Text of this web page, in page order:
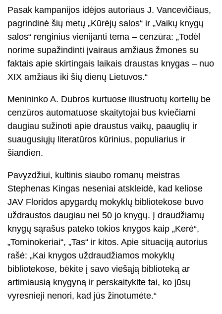
Pasak kampanijos idėjos autoriaus J. Vancevičiaus,
pagrindinė šių metų „Kūrėjų salos“ ir „Vaikų knygų
salos“ renginius vienijanti tema – cenzūra: „Todėl
norime supažindinti įvairaus amžiaus žmones su
faktais apie skirtingais laikais draustas knygas – nuo
XIX amžiaus iki šių dienų Lietuvos.“
Menininko A. Dubros kurtuose iliustruotų kortelių be
cenzūros automatuose skaitytojai bus kviečiami
daugiau sužinoti apie draustus vaikų, paauglių ir
suaugusiųjų literatūros kūrinius, populiarius ir
šiandien.
Pavyzdžiui, kultinis siaubo romanų meistras
Stephenas Kingas neseniai atskleidė, kad keliose
JAV Floridos apygardų mokyklų bibliotekose buvo
uždraustos daugiau nei 50 jo knygų. Į draudžiamų
knygų sąrašus pateko tokios knygos kaip „Kerė“,
„Tominokeriai“, „Tas“ ir kitos. Apie situaciją autorius
rašė: „Kai knygos uždraudžiamos mokyklų
bibliotekose, bėkite į savo viešąją biblioteką ar
artimiausią knygyną ir perskaitykite tai, ko jūsų
vyresnieji nenori, kad jūs žinotumėte.“